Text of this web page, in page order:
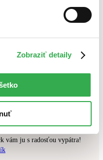
Zobraziť detaily
zadaným podmienkam.
vám ju s radosťou vypátra!